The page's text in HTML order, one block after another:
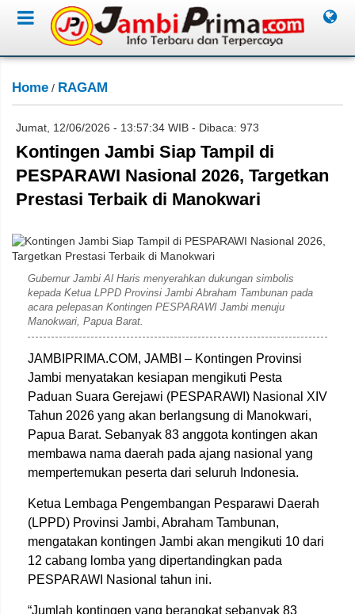
Home / RAGAM
Jumat, 12/06/2026 - 13:57:34 WIB - Dibaca: 973
Kontingen Jambi Siap Tampil di
PESPARAWI Nasional 2026, Targetkan
Prestasi Terbaik di Manokwari
Gubernur Jambi Al Haris menyerahkan dukungan simbolis
kepada Ketua LPPD Provinsi Jambi Abraham Tambunan pada
acara pelepasan Kontingen PESPARAWI Jambi menuju
Manokwari, Papua Barat.
JAMBIPRIMA.COM, JAMBI – Kontingen Provinsi
Jambi menyatakan kesiapan mengikuti Pesta
Paduan Suara Gerejawi (PESPARAWI) Nasional XIV
Tahun 2026 yang akan berlangsung di Manokwari,
Papua Barat. Sebanyak 83 anggota kontingen akan
membawa nama daerah pada ajang nasional yang
mempertemukan peserta dari seluruh Indonesia.
Ketua Lembaga Pengembangan Pesparawi Daerah
(LPPD) Provinsi Jambi, Abraham Tambunan,
mengatakan kontingen Jambi akan mengikuti 10 dari
12 cabang lomba yang dipertandingkan pada
PESPARAWI Nasional tahun ini.
“Jumlah kontingen yang berangkat sebanyak 83